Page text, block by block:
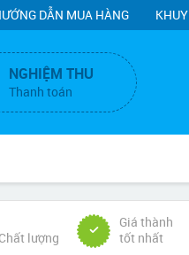
DẪN MUA HÀNG
NGHIỆM THU
Thanh toán
lượng
Giá thành
tốt nhất